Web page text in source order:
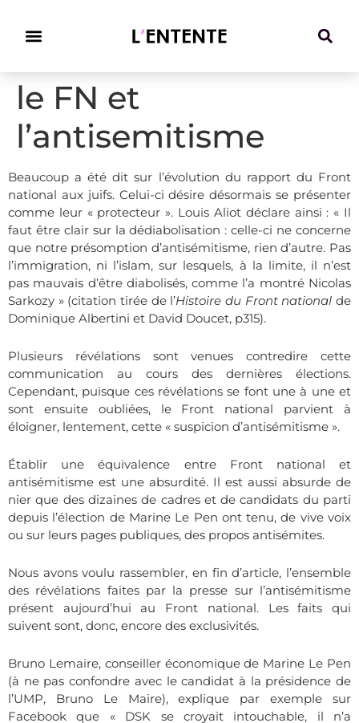
le FN et
l’antisemitisme
Beaucoup a été dit sur l’évolution du rapport du Front
national aux juifs. Celui-ci désire désormais se présenter
comme leur « protecteur ». Louis Aliot déclare ainsi : « Il
faut être clair sur la dédiabolisation : celle-ci ne concerne
que notre présomption d’antisémitisme, rien d’autre. Pas
l’immigration, ni l’islam, sur lesquels, à la limite, il n’est
pas mauvais d’être diabolisés, comme l’a montré Nicolas
Sarkozy » (citation tirée de l’Histoire du Front national de
Dominique Albertini et David Doucet, p315).
Plusieurs révélations sont venues contredire cette
communication au cours des dernières élections.
Cependant, puisque ces révélations se font une à une et
sont ensuite oubliées, le Front national parvient à
éloigner, lentement, cette « suspicion d’antisémitisme ».
Établir une équivalence entre Front national et
antisémitisme est une absurdité. Il est aussi absurde de
nier que des dizaines de cadres et de candidats du parti
depuis l’élection de Marine Le Pen ont tenu, de vive voix
ou sur leurs pages publiques, des propos antisémites.
Nous avons voulu rassembler, en fin d’article, l’ensemble
des révélations faites par la presse sur l’antisémitisme
présent aujourd’hui au Front national. Les faits qui
suivent sont, donc, encore des exclusivités.
Bruno Lemaire, conseiller économique de Marine Le Pen
(à ne pas confondre avec le candidat à la présidence de
l’UMP, Bruno Le Maire), explique par exemple sur
Facebook que « DSK se croyait intouchable, il n’a